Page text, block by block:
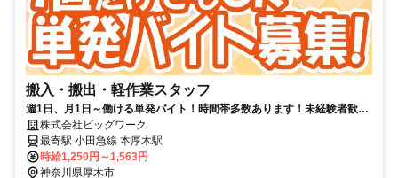
搬入・搬出・軽作業スタッフ
週1日、月1日～働ける単発バイト！時間帯多数あります！未経験者歓迎
／男性活躍中／全額日払いOK
株式会社ビッグワーク
最寄駅 小田急線 本厚木駅
時給1,250円～1,563円
神奈川県厚木市